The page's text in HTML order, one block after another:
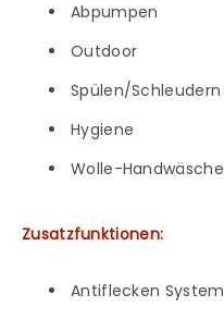
Abpumpen
Outdoor
Spülen/Schleudern
Hygiene
Wolle-Handwäsche
Zusatzfunktionen:
Antiflecken System